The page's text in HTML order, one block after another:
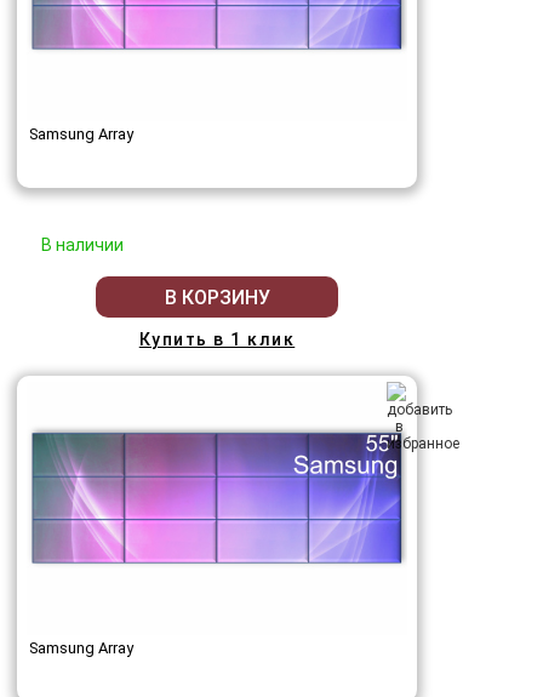
Samsung Array
В наличии
В КОРЗИНУ
Купить в 1 клик
Samsung Array